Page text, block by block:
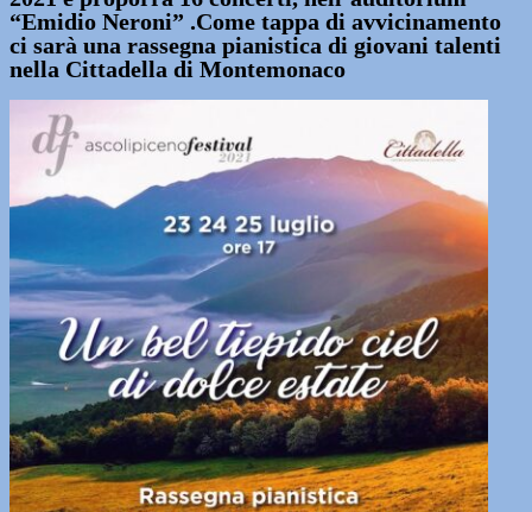
“Emidio Neroni” .Come tappa di avvicinamento
ci sarà una rassegna pianistica di giovani talenti
nella Cittadella di Montemonaco